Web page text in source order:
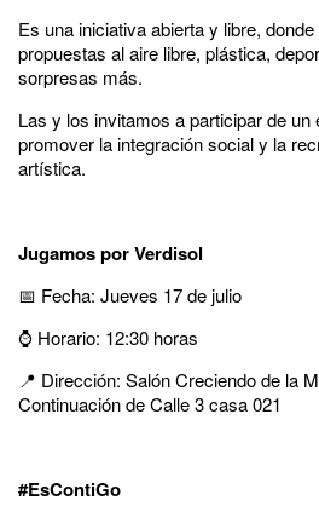
Es una iniciativa abierta y libre,
propuestas al aire libre, plástica,
sorpresas más.
Las y los invitamos a participar de un
promover la integración social y la
artística.
Jugamos por Verdisol
📅 Fecha: Jueves 17 de julio
⌚ Horario: 12:30 horas
📍 Dirección: Salón Creciendo de la
Continuación de Calle 3 casa 021
#EsContiGo